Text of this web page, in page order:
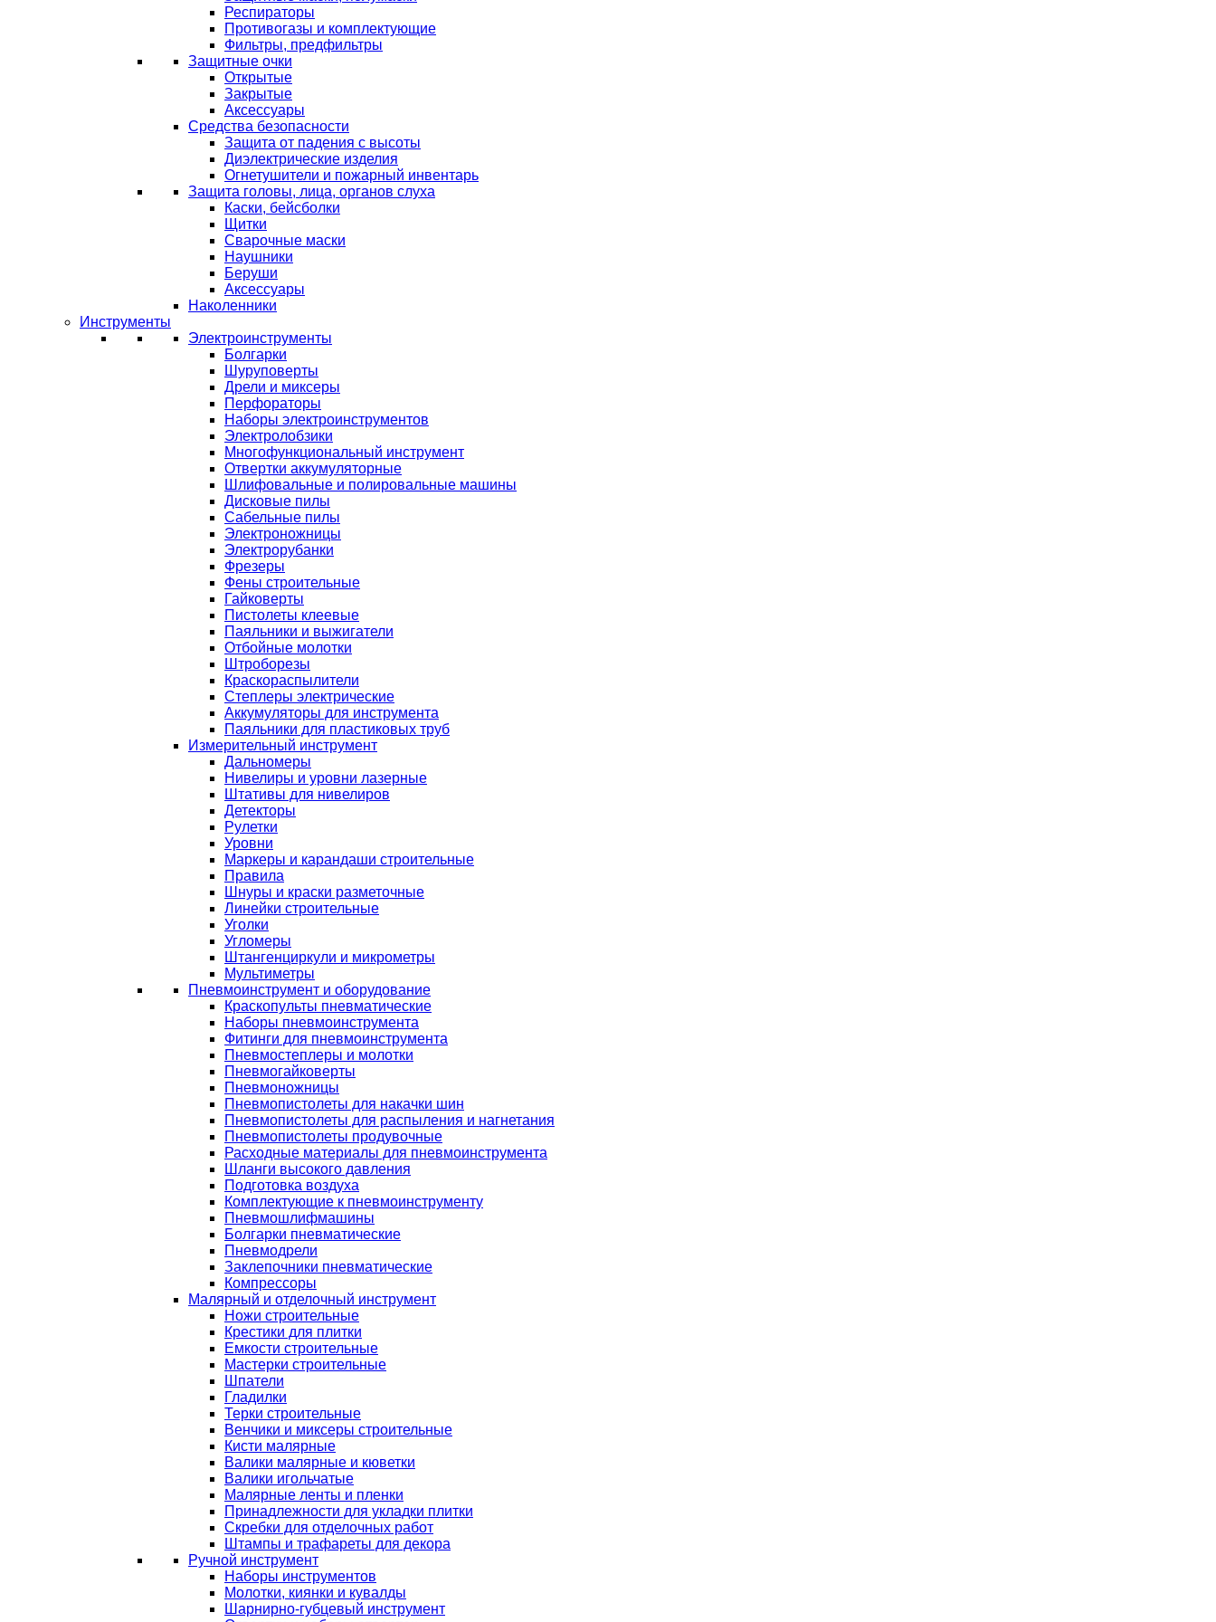
Респираторы
Противогазы и комплектующие
Фильтры, предфильтры
Защитные очки
Открытые
Закрытые
Аксессуары
Средства безопасности
Защита от падения с высоты
Диэлектрические изделия
Огнетушители и пожарный инвентарь
Защита головы, лица, органов слуха
Каски, бейсболки
Щитки
Сварочные маски
Наушники
Беруши
Аксессуары
Наколенники
Инструменты
Электроинструменты
Болгарки
Шуруповерты
Дрели и миксеры
Перфораторы
Наборы электроинструментов
Электролобзики
Многофункциональный инструмент
Отвертки аккумуляторные
Шлифовальные и полировальные машины
Дисковые пилы
Сабельные пилы
Электроножницы
Электрорубанки
Фрезеры
Фены строительные
Гайковерты
Пистолеты клеевые
Паяльники и выжигатели
Отбойные молотки
Штроборезы
Краскораспылители
Степлеры электрические
Аккумуляторы для инструмента
Паяльники для пластиковых труб
Измерительный инструмент
Дальномеры
Нивелиры и уровни лазерные
Штативы для нивелиров
Детекторы
Рулетки
Уровни
Маркеры и карандаши строительные
Правила
Шнуры и краски разметочные
Линейки строительные
Уголки
Угломеры
Штангенциркули и микрометры
Мультиметры
Пневмоинструмент и оборудование
Краскопульты пневматические
Наборы пневмоинструмента
Фитинги для пневмоинструмента
Пневмостеплеры и молотки
Пневмогайковерты
Пневмоножницы
Пневмопистолеты для накачки шин
Пневмопистолеты для распыления и нагнетания
Пневмопистолеты продувочные
Расходные материалы для пневмоинструмента
Шланги высокого давления
Подготовка воздуха
Комплектующие к пневмоинструменту
Пневмошлифмашины
Болгарки пневматические
Пневмодрели
Заклепочники пневматические
Компрессоры
Малярный и отделочный инструмент
Ножи строительные
Крестики для плитки
Емкости строительные
Мастерки строительные
Шпатели
Гладилки
Терки строительные
Венчики и миксеры строительные
Кисти малярные
Валики малярные и кюветки
Валики игольчатые
Малярные ленты и пленки
Принадлежности для укладки плитки
Скребки для отделочных работ
Штампы и трафареты для декора
Ручной инструмент
Наборы инструментов
Молотки, киянки и кувалды
Шарнирно-губцевый инструмент